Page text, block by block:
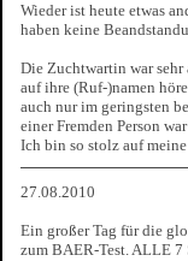
Wieder ist heute etwas
haben keine
Die Zuchtwartin war sehr
auf ihre (Ruf-)namen
auch nur im geringsten
einer Fremden Person
Ich bin so stolz auf
27.08.2010
Ein großer Tag für die
zum BAER-Test. ALLE